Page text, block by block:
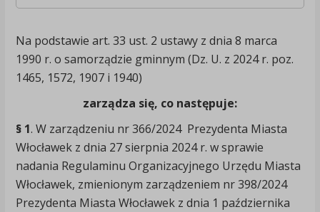
Na podstawie art. 33 ust. 2 ustawy z dnia 8 marca
1990 r. o samorządzie gminnym (Dz. U. z 2024 r. poz.
1465, 1572, 1907 i 1940)
zarządza się, co następuje:
§ 1. W zarządzeniu nr 366/2024 Prezydenta Miasta
Włocławek z dnia 27 sierpnia 2024 r. w sprawie
nadania Regulaminu Organizacyjnego Urzędu Miasta
Włocławek, zmienionym zarządzeniem nr 398/2024
Prezydenta Miasta Włocławek z dnia 1 października